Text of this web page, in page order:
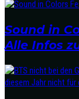
Sound in
Alle Infos